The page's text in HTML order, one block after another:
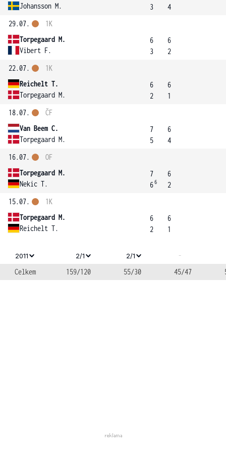
Johansson M.
3
4
29.07.
Torpegaard M.
Vibert F.
1K
6
3
6
2
22.07.
Reichelt T.
Torpegaard M.
1K
6
2
6
1
18.07.
Van Beem C.
Torpegaard M.
ČF
7
5
6
4
16.07.
Torpegaard M.
Nekic T.
OF
7
66
6
2
15.07.
Torpegaard M.
Reichelt T.
1K
6
2
6
1
2011 2/1 2/1
-
Celkem
159/120 55/30 45/47